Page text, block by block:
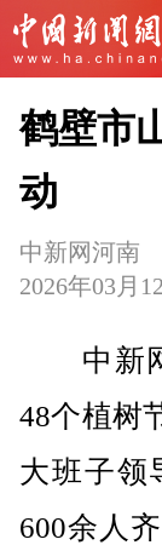
鹤壁市
动
中新网河南
2026年03月
中新网
48个植树
大班子领
600余人